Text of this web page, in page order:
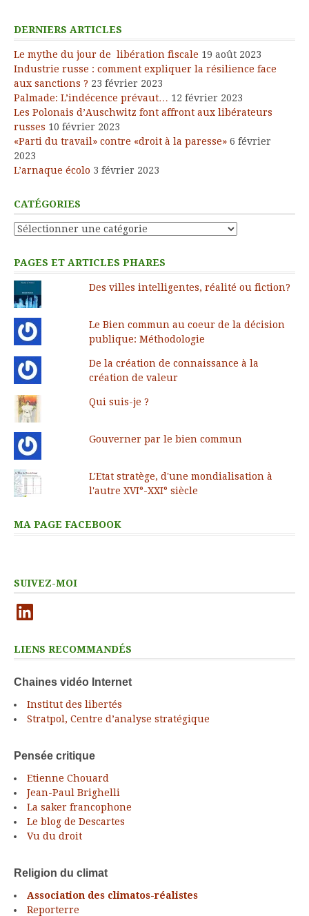
DERNIERS ARTICLES
Le mythe du jour de libération fiscale 19 août 2023
Industrie russe : comment expliquer la résilience face
aux sanctions ? 23 février 2023
Palmade: L’indécence prévaut… 12 février 2023
Les Polonais d’Auschwitz font affront aux libérateurs
russes 10 février 2023
«Parti du travail» contre «droit à la paresse» 6 février
2023
L’arnaque écolo 3 février 2023
CATÉGORIES
Catégories
PAGES ET ARTICLES PHARES
Des villes intelligentes, réalité ou fiction?
Le Bien commun au coeur de la décision
publique: Méthodologie
De la création de connaissance à la
création de valeur
Qui suis-je ?
Gouverner par le bien commun
L'Etat stratège, d'une mondialisation à
l'autre XVI°-XXI° siècle
MA PAGE FACEBOOK
SUIVEZ-MOI
LinkedIn
LIENS RECOMMANDÉS
Chaines vidéo Internet
Institut des libertés
Stratpol, Centre d’analyse stratégique
Pensée critique
Etienne Chouard
Jean-Paul Brighelli
La saker francophone
Le blog de Descartes
Vu du droit
Religion du climat
Association des climatos-réalistes
Reporterre